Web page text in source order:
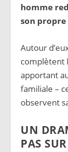
homme
son propre
Autour
complètent
apportant
familiale –
observent
UN
PAS